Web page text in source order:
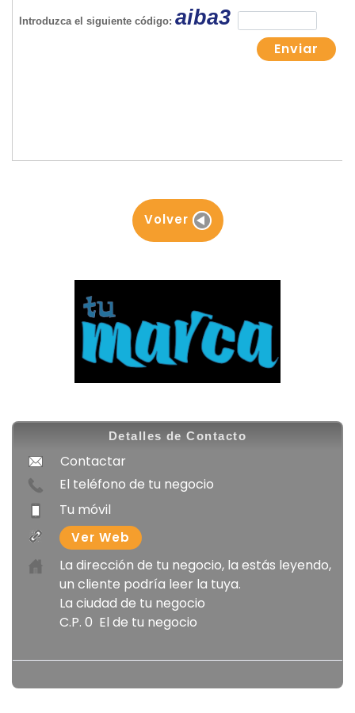
Volver
Detalles de Contacto
Contactar
El teléfono de tu negocio
Tu móvil
Ver Web
La dirección de tu negocio, la estás leyendo,
un cliente podría leer la tuya.
La ciudad de tu negocio
C.P. 0 El de tu negocio